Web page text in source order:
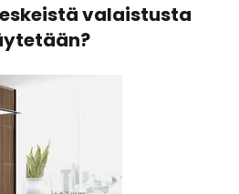
valaistusta